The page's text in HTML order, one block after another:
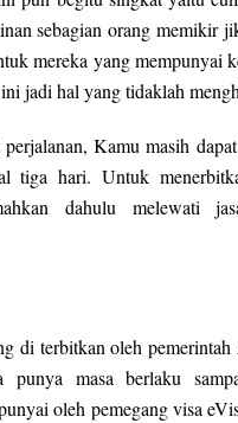
sebagian orang memikir
mereka yang mempunyai
jadi hal yang tidaklah
perjalanan, Kamu masih
tiga hari. Untuk
dahulu melewati
di terbitkan oleh
punya masa berlaku
oleh pemegang visa